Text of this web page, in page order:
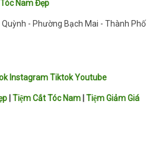
Nam Đẹp
Quỳnh - Phường Bạch Mai - Thành Phố
InstagramTiktokYoutube
Tiệm Cắt Tóc Nam Tiệm Giảm Giá